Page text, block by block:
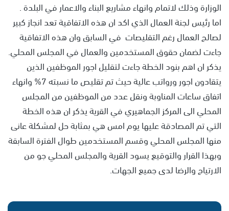
الوزارة وذلك لاتمام وانهاء مشاريع البناء والاعمار في البلدة .
اما رئيس لجنة العمال الذي اكد ان هذه الاتفاقية تعد انجاز كبير
لصالح العمال رغم التقليصات في السابق وان هذه الاتفاقية
جاءت لضمان حقوق المستخدمين والعمال في المجلس المحلي.
يذكر ان اهم بنود الخطة جاءت لتقليل اجور الموظفين الذين
يتقادون اجور ورواتب عالية حيث تم تقليص ما نسبته 7% وانهاء
اتفاق ساعات المناوبة ونقل عدد من الموظفين من المجلس
المحلي الى المركز الجماهيري في القرية يذكر ان هذه الخطة
التي تم المصادقة عليها يوم امس هي بمثابة حل لمشكلة عانى
منها المجلس المحلي وقسم المستخدمين طوال الفترة السابقة
وبهذا القرار والتوقيع يسود القرية والمجلس المحلي جو من
الارتياح والرضا لدى جميع الجهات.